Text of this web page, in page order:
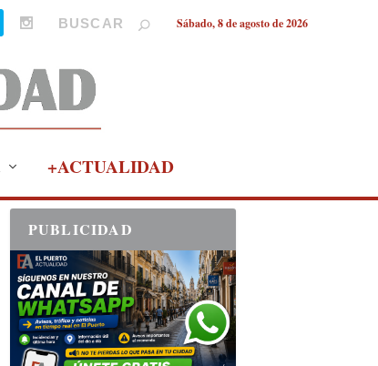
Sábado, 8 de agosto de 2026
+ACTUALIDAD
PUBLICIDAD